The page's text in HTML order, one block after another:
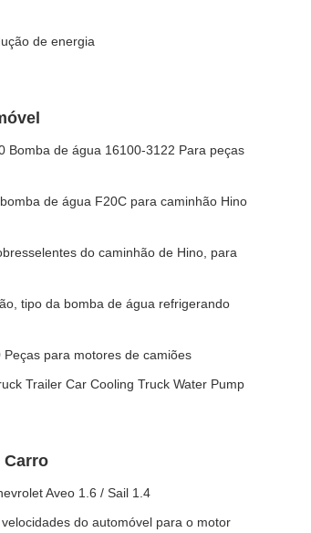
de energia
Bomba de água 16100-3122 Para peças
de água F20C para caminhão Hino
do caminhão de Hino, para
tipo da bomba de água refrigerando
para motores de camiões
Trailer Car Cooling Truck Water Pump
Carro
Aveo 1.6 / Sail 1.4
do automóvel para o motor